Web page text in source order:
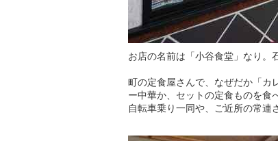
お店の名前は「小谷食堂」なり。
町の定食屋さんで、なぜだか「カ
ー中華か、セットの定食ものを食
自転車乗り一同や、ご近所の常連